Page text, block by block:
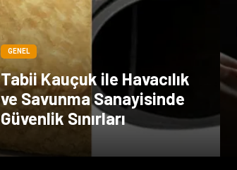
GENEL
Tabii Kauçuk ile Havacılık
ve Savunma Sanayisinde
Güvenlik Sınırları